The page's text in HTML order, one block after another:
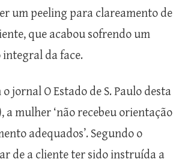
um peeling para clareamento de
que acabou sofrendo um
da face.
jornal O Estado de S. Paulo desta
a mulher ‘não recebeu orientação
adequados’. Segundo o
de a cliente ter sido instruída a